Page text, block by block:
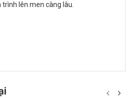
lên men càng lâu.